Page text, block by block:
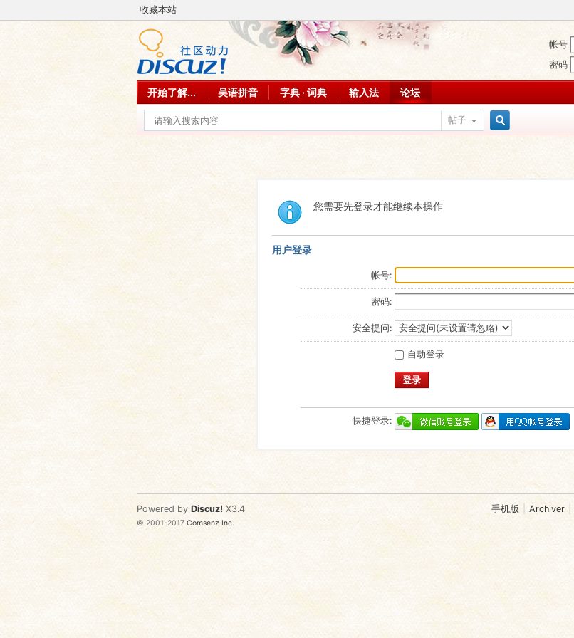
收藏本站
帐号
密码
开始了解... 吴语拼音 字典 · 词典 输入法 论坛
帖子
您需要先登录才能继续本操作
用户登录
帐号:
密码:
安全提问:
自动登录
登录
快捷登录:
手机版 Archiver
Powered by Discuz! X3.4
© 2001-2017Comsenz Inc.